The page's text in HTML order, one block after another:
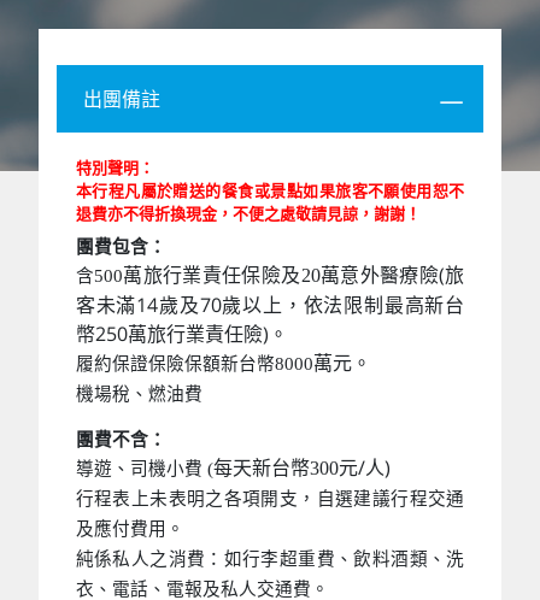
出團備註
特別聲明：
本行程凡屬於贈送的餐食或景點如果旅客不願使用恕不
退費亦不得折換現金，不便之處敬請見諒，謝謝！
團費包含：
含500萬旅行業責任保險及20萬意外醫療險(旅
客未滿14歲及70歲以上，依法限制最高新台
幣250萬旅行業責任險)。
履約保證保險保額新台幣8000萬元。
機場稅、燃油費
團費不含：
導遊、司機小費 (每天新台幣300元/人)
行程表上未表明之各項開支，自選建議行程交通
及應付費用。
純係私人之消費：如行李超重費、飲料酒類、洗
衣、電話、電報及私人交通費。